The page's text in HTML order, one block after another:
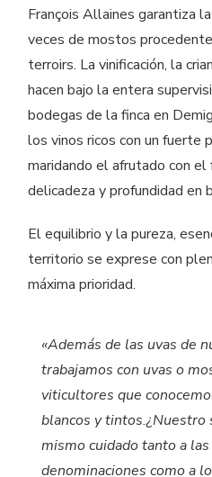
François Allaines garantiza
veces de mostos
terroirs. La vinificación, la
hacen bajo la entera
bodegas de la finca en
los vinos ricos con un fuerte
maridando el afrutado con el
delicadeza y profundidad en
El equilibrio y la pureza,
territorio se exprese con
máxima prioridad.
«Además de las uvas de
trabajamos con uvas o
viticultores que
blancos y tintos.¿Nuestro
mismo cuidado tanto a
denominaciones como a